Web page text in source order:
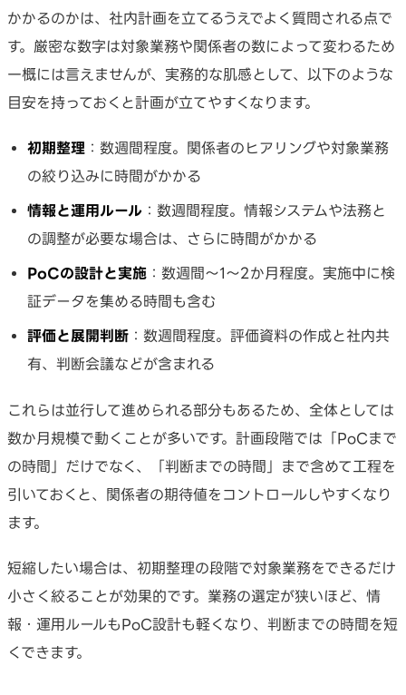
かかるのかは、社内計画を立てるうえでよく質問される点で
す。厳密な数字は対象業務や関係者の数によって変わるため
一概には言えませんが、実務的な肌感として、以下のような
目安を持っておくと計画が立てやすくなります。
初期整理 ：数週間程度。関係者のヒアリングや対象業務
の絞り込みに時間がかかる
情報と運用ルール ：数週間程度。情報システムや法務と
の調整が必要な場合は、さらに時間がかかる
PoCの設計と実施 ：数週間〜1〜2か月程度。実施中に検
証データを集める時間も含む
評価と展開判断 ：数週間程度。評価資料の作成と社内共
有、判断会議などが含まれる
これらは並行して進められる部分もあるため、全体としては
数か月規模で動くことが多いです。計画段階では「PoCまで
の時間」だけでなく、「判断までの時間」まで含めて工程を
引いておくと、関係者の期待値をコントロールしやすくなり
ます。
短縮したい場合は、初期整理の段階で対象業務をできるだけ
小さく絞ることが効果的です。業務の選定が狭いほど、情
報・運用ルールもPoC設計も軽くなり、判断までの時間を短
くできます。